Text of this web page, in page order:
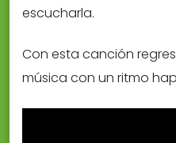
escucharla.
Con esta canción
música con un ritmo